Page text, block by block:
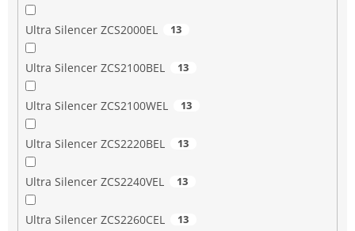
Ultra Silencer ZCS2000EL 13
Ultra Silencer ZCS2100BEL 13
Ultra Silencer ZCS2100WEL 13
Ultra Silencer ZCS2220BEL 13
Ultra Silencer ZCS2240VEL 13
Ultra Silencer ZCS2260CEL 13